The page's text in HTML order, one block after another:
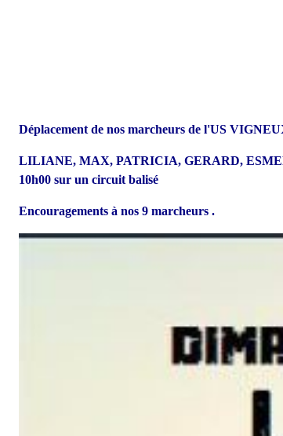
Déplacement de nos marcheurs de l'US
LILIANE, MAX, PATRICIA, GERARD,
10h00 sur un circuit balisé
Encouragements à nos 9 marcheurs .